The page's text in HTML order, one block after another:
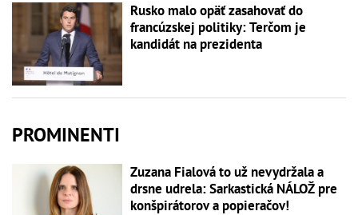
Rusko malo opäť zasahovať do
francúzskej politiky: Terčom je
kandidát na prezidenta
PROMINENTI
Zuzana Fialová to už nevydržala a
drsne udrela: Sarkastická NÁLOŽ pre
konšpirátorov a popieračov!